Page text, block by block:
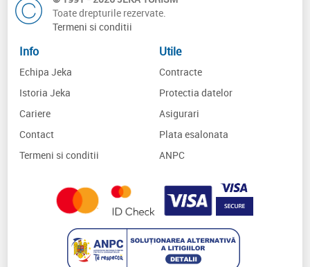
Toate drepturile rezervate.
Termeni si conditii
Info
Echipa Jeka
Istoria Jeka
Cariere
Contact
Termeni si conditii
Utile
Contracte
Protectia datelor
Asigurari
Plata esalonata
ANPC